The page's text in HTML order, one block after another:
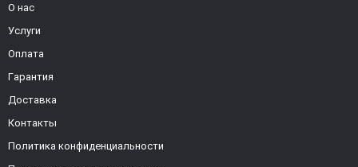
О нас
Услуги
Оплата
Гарантия
Доставка
Контакты
Политика конфиденциальности